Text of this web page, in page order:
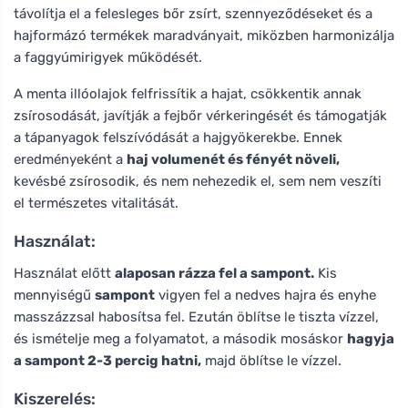
távolítja el a felesleges bőr zsírt, szennyeződéseket és a
hajformázó termékek maradványait, miközben harmonizálja
a faggyúmirigyek működését.
A menta illóolajok felfrissítik a hajat, csökkentik annak
zsírosodását, javítják a fejbőr vérkeringését és támogatják
a tápanyagok felszívódását a hajgyökerekbe. Ennek
eredményeként a haj volumenét és fényét növeli,
kevésbé zsírosodik, és nem nehezedik el, sem nem veszíti
el természetes vitalitását.
Használat:
Használat előtt alaposan rázza fel a sampont. Kis
mennyiségű sampont vigyen fel a nedves hajra és enyhe
masszázzsal habosítsa fel. Ezután öblítse le tiszta vízzel,
és ismételje meg a folyamatot, a második mosáskor hagyja
a sampont 2-3 percig hatni, majd öblítse le vízzel.
Kiszerelés: